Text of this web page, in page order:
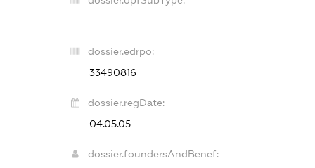
-
dossier.edrpo:
33490816
dossier.regDate:
04.05.05
dossier.foundersAndBenef: